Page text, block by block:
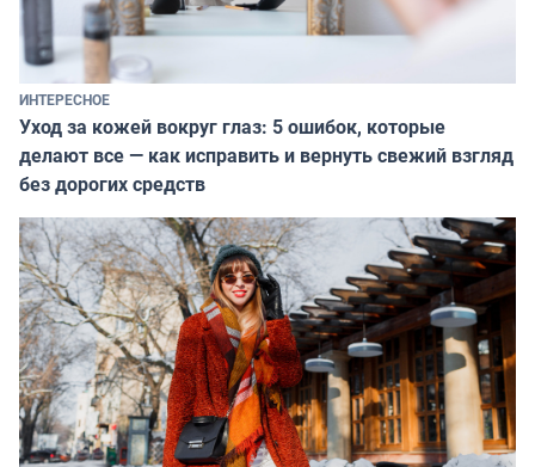
ИНТЕРЕСНОЕ
Уход за кожей вокруг глаз: 5 ошибок, которые
делают все — как исправить и вернуть свежий взгляд
без дорогих средств